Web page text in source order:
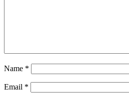
Name *
Email *